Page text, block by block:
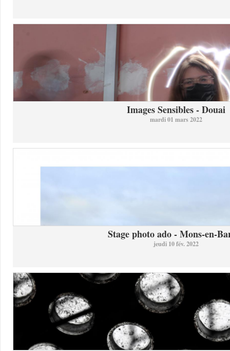
Images Sensibles - Douai
mardi 01 mars 2022
Stage photo ado - Mons-en-
jeudi 10 fév. 2022